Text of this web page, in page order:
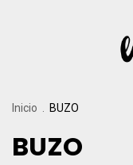
Inicio BUZO
BUZO